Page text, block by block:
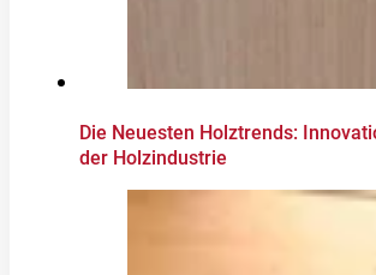
Die Neuesten Holztrends:
der Holzindustrie